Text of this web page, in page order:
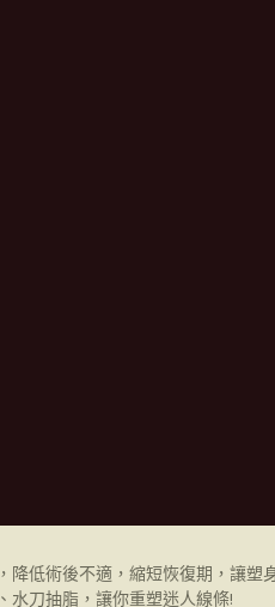
低術後不適，縮短恢復期，讓塑
水刀抽脂，讓你重塑迷人線條!